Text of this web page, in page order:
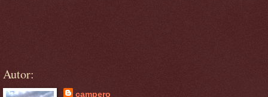
Autor:
campero